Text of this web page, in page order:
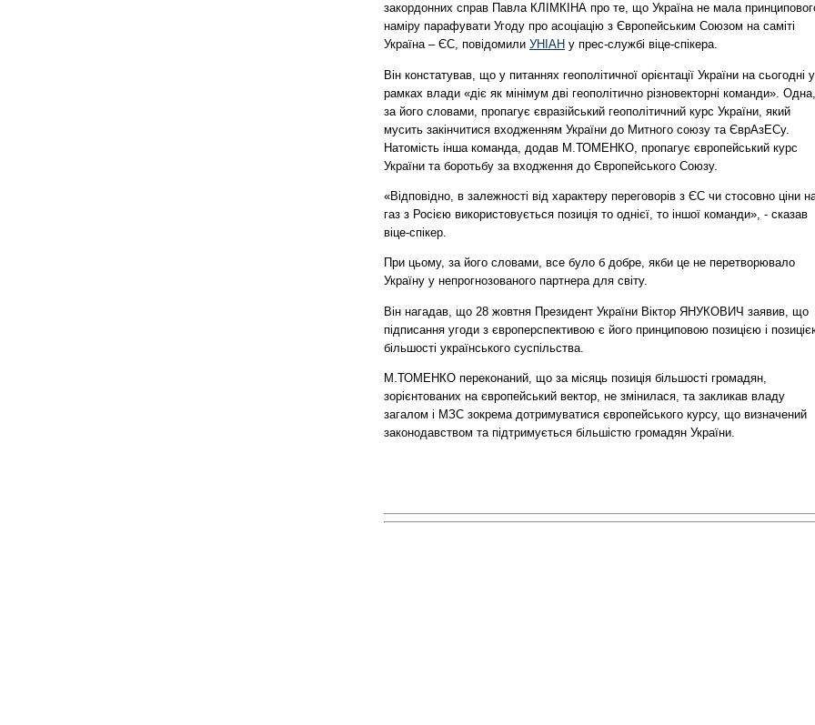
закордонних справ Павла КЛІМКІНА про те, що Україна не мала
наміру парафувати Угоду про асоціацію з Європейським Союзом на саміті
Україна – ЄС, повідомили УНІАН у прес-службі віце-спікера.
Він констатував, що у питаннях геополітичної орієнтації України на сьогодні у
рамках влади «діє як мінімум дві геополітично різновекторні команди». Одна,
за його словами, пропагує євразійський геополітичний курс України, який
мусить закінчитися входженням України до Митного союзу та ЄврАзЕСу.
Натомість інша команда, додав М.ТОМЕНКО, пропагує європейський курс
України та боротьбу за входження до Європейського Союзу.
«Відповідно, в залежності від характеру переговорів з ЄС чи стосовно ціни
газ з Росією використовується позиція то однієї, то іншої команди», - сказав
віце-спікер.
При цьому, за його словами, все було б добре, якби це не перетворювало
Україну у непрогнозованого партнера для світу.
Він нагадав, що 28 жовтня Президент України Віктор ЯНУКОВИЧ заявив, що
підписання угоди з європерспективою є його принциповою позицією і
більшості українського суспільства.
М.ТОМЕНКО переконаний, що за місяць позиція більшості громадян,
зорієнтованих на європейський вектор, не змінилася, та закликав владу
загалом і МЗС зокрема дотримуватися європейського курсу, що визначений
законодавством та підтримується більшістю громадян України.